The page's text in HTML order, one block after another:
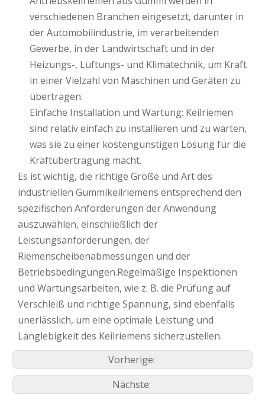
verschiedenen Branchen eingesetzt, darunter in
der Automobilindustrie, im verarbeitenden
Gewerbe, in der Landwirtschaft und in der
Heizungs-, Lüftungs- und Klimatechnik, um Kraft
in einer Vielzahl von Maschinen und Geräten zu
übertragen.
Einfache Installation und Wartung: Keilriemen
sind relativ einfach zu installieren und zu warten,
was sie zu einer kostengünstigen Lösung für die
Kraftübertragung macht.
Es ist wichtig, die richtige Größe und Art des
industriellen Gummikeilriemens entsprechend den
spezifischen Anforderungen der Anwendung
auszuwählen, einschließlich der
Leistungsanforderungen, der
Riemenscheibenabmessungen und der
Betriebsbedingungen.Regelmäßige Inspektionen
und Wartungsarbeiten, wie z. B. die Prüfung auf
Verschleiß und richtige Spannung, sind ebenfalls
unerlässlich, um eine optimale Leistung und
Langlebigkeit des Keilriemens sicherzustellen.
Vorherige:
Nächste: